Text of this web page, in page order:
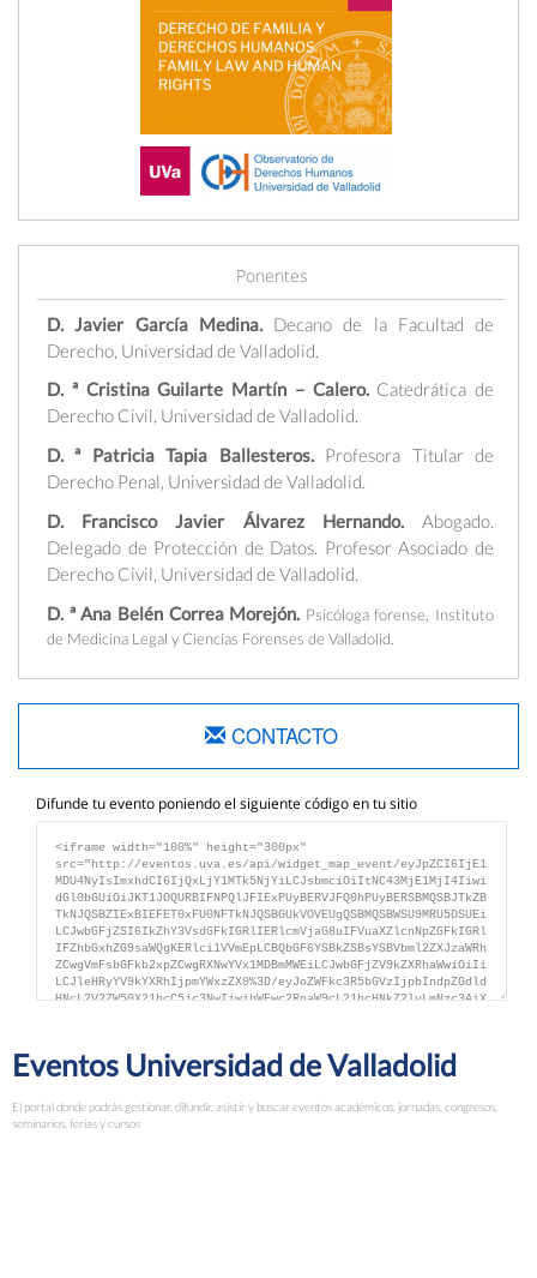
Ponentes
D. Javier García Medina.
Decano de la Facultad de
Derecho, Universidad de Valladolid.
D. ª Cristina Guilarte Martín – Calero.Catedrática de
Derecho Civil, Universidad de Valladolid.
D. ª Patricia Tapia Ballesteros.Profesora Titular de
Derecho Penal, Universidad de Valladolid.
D. Francisco Javier Álvarez Hernando. Abogado.
Delegado de Protección de Datos. Profesor Asociado de
Derecho Civil, Universidad de Valladolid.
D. ª Ana Belén Correa Morejón. Psicóloga forense, Instituto
de Medicina Legal y Ciencias Forenses de Valladolid.
D. ª Alicia García Peña.Trabajadora Social forense,
Instituto de Medicina Legal y Ciencias Forenses de
CONTACTO
Difunde tu evento poniendo el siguiente código en tu sitio
Eventos Universidad de Valladolid
El portal donde podrás gestionar, difundir, asistir y buscar eventos académicos, jornadas, congresos,
seminarios, ferias y cursos